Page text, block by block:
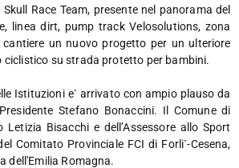
Race Team, presente nel panorama del
linea dirt, pump track Velosolutions, zona
un nuovo progetto per un ulteriore
ciclistico su strada protetto per bambini.
Istituzioni e` arrivato con ampio plauso da
Stefano Bonaccini. Il Comune di
Bisacchi e dell’Assessore allo Sport
Comitato Provinciale FCI di Forli`-Cesena,
dell'Emilia Romagna.